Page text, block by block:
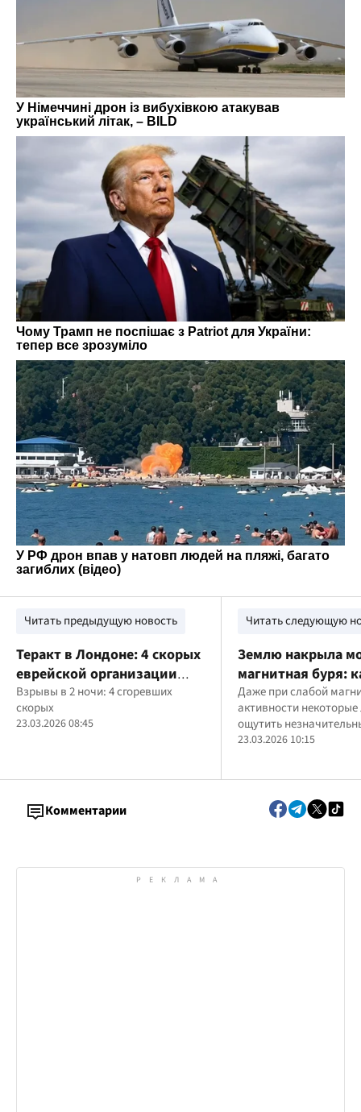
Читать предыдущую новость
Теракт в Лондоне: 4 скорых
еврейской организации
сожгли возле синагоги
Взрывы в 2 ночи: 4 сгоревших
скорых
23.03.2026 08:45
Читать следующую
Землю накрыла
магнитная буря:
пережить этот
Даже при слабой
активности
ощутить
изменения
23.03.2026 10:15
Комментарии